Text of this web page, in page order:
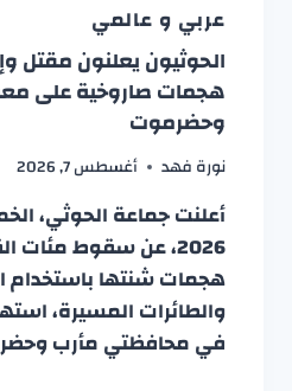
عربي و عالمي
الحوثيون يعلنون مقتل
هجمات صاروخية على
وحضرموت
نورة فهد أغسطس 7, 2026
2026، عن سقوط مئات
هجمات شنتها باستخدام
والطائرات المسيرة،
في محافظتي مأرب